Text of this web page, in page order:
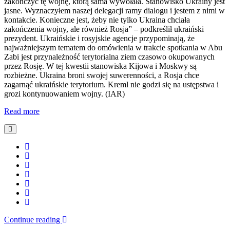
jasne. Wyznaczyłem naszej delegacji ramy dialogu i jestem z nimi w
kontakcie. Konieczne jest, żeby nie tylko Ukraina chciała
zakończenia wojny, ale również Rosja” – podkreślił ukraiński
prezydent. Ukraińskie i rosyjskie agencje przypominają, że
najważniejszym tematem do omówienia w trakcie spotkania w Abu
Zabi jest przynależność terytorialna ziem czasowo okupowanych
przez Rosję. W tej kwestii stanowiska Kijowa i Moskwy są
rozbieżne. Ukraina broni swojej suwerenności, a Rosja chce
zagarnąć ukraińskie terytorium. Kreml nie godzi się na ustępstwa i
grozi kontynuowaniem wojny. (IAR)
Read more
Continue reading